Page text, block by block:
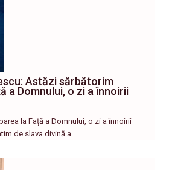
Astăzi sărbătorim
a Domnului, o zi a înnoirii
la Față a Domnului, o zi a înnoirii
de slava divină a…